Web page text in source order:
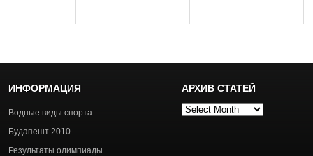
ИНФОРМАЦИЯ
Водные виды спорта
Будапешт 2010
Результаты олимпиады
АРХИВ СТАТЕЙ
Архив